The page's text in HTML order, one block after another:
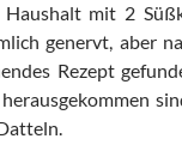
mit 2
genervt, aber
Rezept